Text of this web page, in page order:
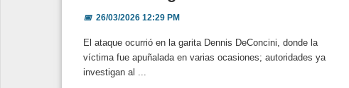
📅26/03/2026 12:29 PM
El ataque ocurrió en la garita Dennis DeConcini, donde la
víctima fue apuñalada en varias ocasiones; autoridades ya
investigan al ...